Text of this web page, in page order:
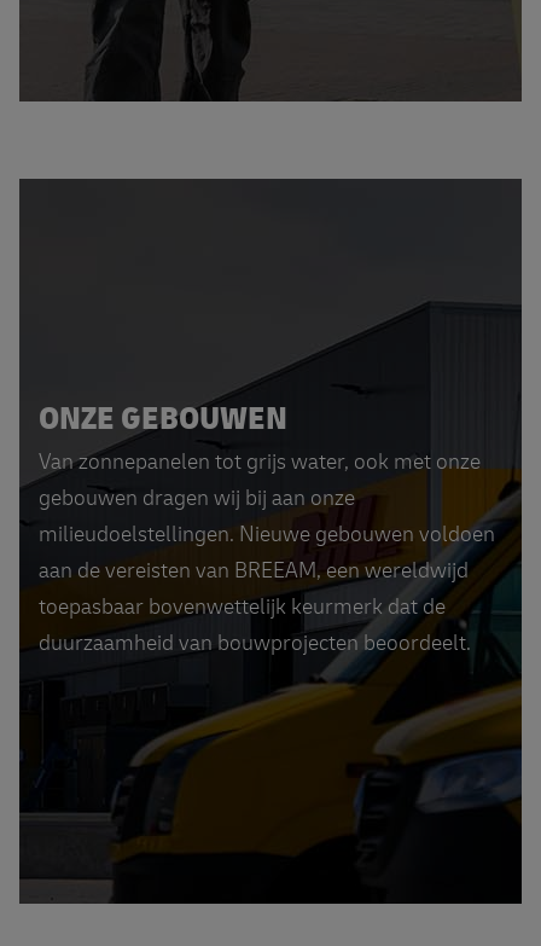
ONZE GEBOUWEN
Van zonnepanelen tot grijs water, ook met onze
gebouwen dragen wij bij aan onze
milieudoelstellingen. Nieuwe gebouwen voldoen
aan de vereisten van BREEAM, een wereldwijd
toepasbaar bovenwettelijk keurmerk dat de
duurzaamheid van bouwprojecten beoordeelt.